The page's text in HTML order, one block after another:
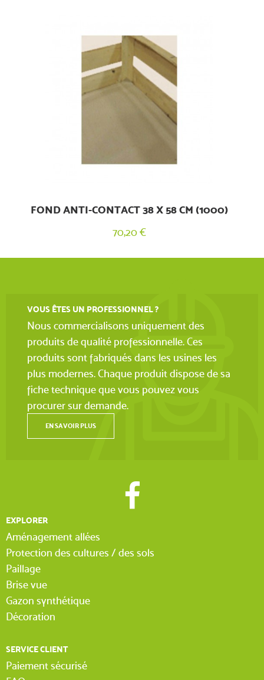
FOND ANTI-CONTACT 38 X 58 CM (1000)
70,20 €
VOUS ÊTES UN PROFESSIONNEL ?
Nous commercialisons uniquement des
produits de qualité professionnelle. Ces
produits sont fabriqués dans les usines les
plus modernes. Chaque produit dispose de sa
fiche technique que vous pouvez vous
procurer sur demande.
EN SAVOIR PLUS
EXPLORER
Aménagement allées
Protection des cultures / des sols
Paillage
Brise vue
Gazon synthétique
Décoration
SERVICE CLIENT
Paiement sécurisé